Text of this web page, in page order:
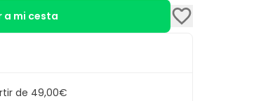
a mi cesta
de 49,00€